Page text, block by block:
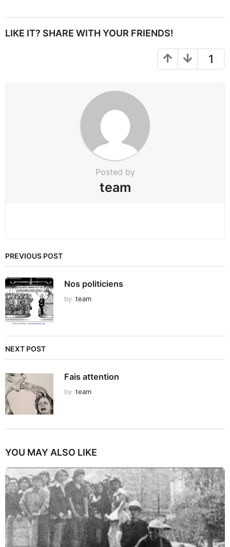
P
LIKE IT? SHARE WITH YOUR FRIENDS!
1
Posted by
team
PREVIOUS POST
Nos politiciens
by team
NEXT POST
Fais attention
by team
YOU MAY ALSO LIKE